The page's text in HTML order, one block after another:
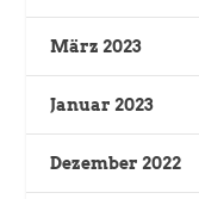
März 2023
Januar 2023
Dezember 2022